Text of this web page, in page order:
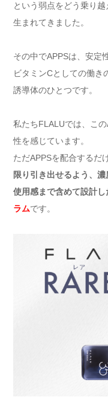
という弱点をどう乗り
生まれてきました。
その中でAPPSは、安定
ビタミンCとしての働き
誘導体のひとつです。
私たちFLALUでは、こ
性を感じています。
ただAPPSを配合するだ
限り引き出せるよう、
使用感まで含めて設計し
ラムです。